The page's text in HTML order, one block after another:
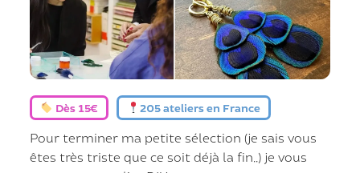
Dès 15€ 205 ateliers en France
Pour terminer ma petite sélection (je sais vous
êtes très triste que ce soit déjà la fin..) je vous